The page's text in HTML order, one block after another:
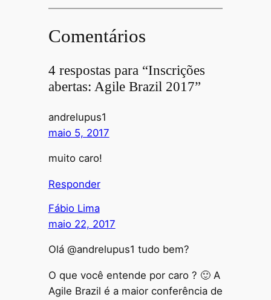
Comentários
4 respostas para “Inscrições
abertas: Agile Brazil 2017”
andrelupus1
maio 5, 2017
muito caro!
Responder
Fábio Lima
maio 22, 2017
Olá @andrelupus1 tudo bem?
O que você entende por caro ? 🙂 A
Agile Brazil é a maior conferência de